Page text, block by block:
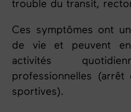
trouble du transit,
Ces symptômes ont
de vie et peuvent
activités
professionnelles
sportives).